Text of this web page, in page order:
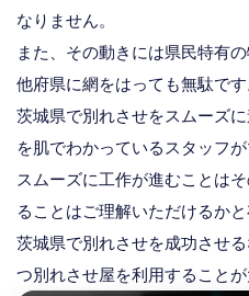
なりません。
また、その動きには県民特有
他府県に網をはっても無駄です
茨城県で別れさせをスムーズ
を肌でわかっているスタッフが
スムーズに工作が進むことは
ることはご理解いただけるかと
茨城県で別れさせを成功させ
つ別れさせ屋を利用することが